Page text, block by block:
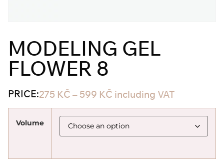
MODELING GEL
FLOWER 8
PRICE:275 KČ – 599 KČ including VAT
Volume